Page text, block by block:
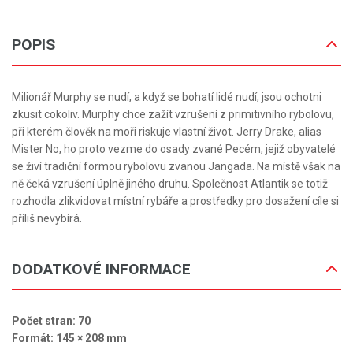
POPIS
Milionář Murphy se nudí, a když se bohatí lidé nudí, jsou ochotni
zkusit cokoliv. Murphy chce zažít vzrušení z primitivního rybolovu,
při kterém člověk na moři riskuje vlastní život. Jerry Drake, alias
Mister No, ho proto vezme do osady zvané Pecém, jejiž obyvatelé
se živí tradiční formou rybolovu zvanou Jangada. Na místě však na
ně čeká vzrušení úplně jiného druhu. Společnost Atlantik se totiž
rozhodla zlikvidovat místní rybáře a prostředky pro dosažení cíle si
příliš nevybírá.
DODATKOVÉ INFORMACE
Počet stran: 70
Formát: 145 × 208 mm